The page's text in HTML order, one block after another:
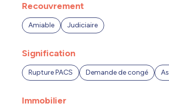
Recouvrement
Amiable Judiciaire
Signification
Rupture PACS Demande de congé
Immobilier